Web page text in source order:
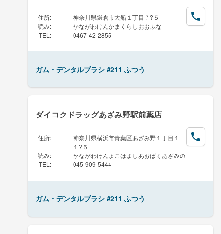
住所:
神奈川県鎌倉市大船１丁目７?５
読み:
かながわけんかまくらしおおふな
TEL : 0467-42-2855
ガム・デンタルブラシ #211 ふつう
ダイコクドラッグあざみ野駅前薬店
住所:
神奈川県横浜市青葉区あざみ野１丁目１
１?５
読み:
かながわけんよこはましあおばくあざみの
TEL : 045-909-5444
ガム・デンタルブラシ #211 ふつう